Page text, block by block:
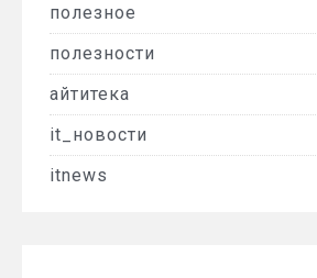
полезное
полезности
айтитека
it_новости
itnews